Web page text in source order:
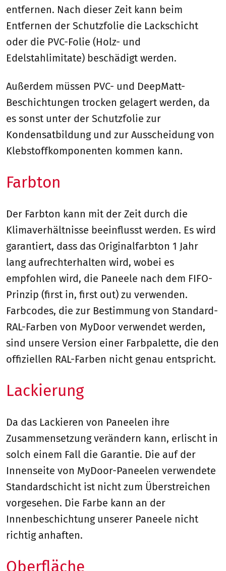
entfernen. Nach dieser Zeit kann beim
Entfernen der Schutzfolie die Lackschicht
oder die PVC-Folie (Holz- und
Edelstahlimitate) beschädigt werden.
Außerdem müssen PVC- und DeepMatt-
Beschichtungen trocken gelagert werden, da
es sonst unter der Schutzfolie zur
Kondensatbildung und zur Ausscheidung von
Klebstoffkomponenten kommen kann.
Farbton
Der Farbton kann mit der Zeit durch die
Klimaverhältnisse beeinflusst werden. Es wird
garantiert, dass das Originalfarbton 1 Jahr
lang aufrechterhalten wird, wobei es
empfohlen wird, die Paneele nach dem FIFO-
Prinzip (first in, first out) zu verwenden.
Farbcodes, die zur Bestimmung von Standard-
RAL-Farben von MyDoor verwendet werden,
sind unsere Version einer Farbpalette, die den
offiziellen RAL-Farben nicht genau entspricht.
Lackierung
Da das Lackieren von Paneelen ihre
Zusammensetzung verändern kann, erlischt in
solch einem Fall die Garantie. Die auf der
Innenseite von MyDoor-Paneelen verwendete
Standardschicht ist nicht zum Überstreichen
vorgesehen. Die Farbe kann an der
Innenbeschichtung unserer Paneele nicht
richtig anhaften.
Oberfläche